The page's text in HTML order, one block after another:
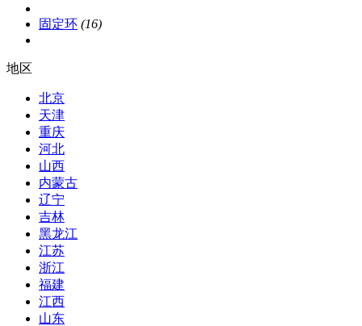
固定环 (16)
地区
北京
天津
重庆
河北
山西
内蒙古
辽宁
吉林
黑龙江
江苏
浙江
福建
江西
山东